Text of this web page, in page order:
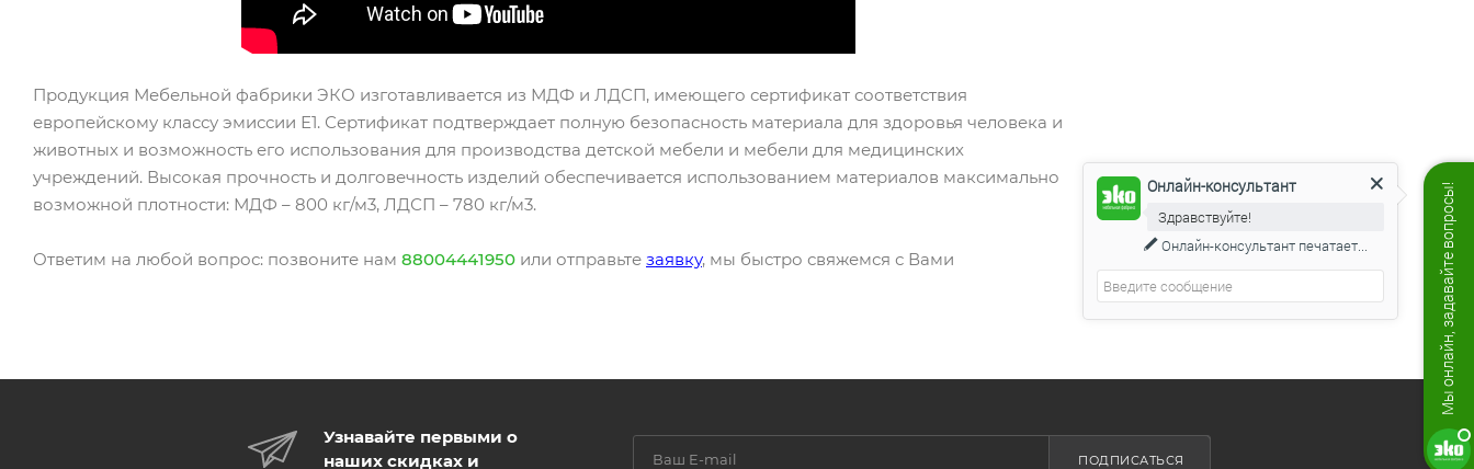
Продукция Мебельной фабрики ЭКО изготавливается из МДФ и ЛДСП, имеющего сертификат соответствия
европейскому классу эмиссии Е1. Сертификат подтверждает полную безопасность материала для здоровья человека и
животных и возможность его использования для производства детской мебели и мебели для медицинских
учреждений. Высокая прочность и долговечность изделий обеспечивается использованием материалов максимально
возможной плотности: МДФ – 800 кг/м3, ЛДСП – 780 кг/м3.
Ответим на любой вопрос: позвоните нам 88004441950 или отправьте заявку, мы быстро свяжемся с Вами
Узнавайте первыми о
наших скидках и
ПОДПИСАТЬСЯ
Мы онлайн, задавайте вопросы!
Онлайн-консультант
Здравствуйте!
Онлайн-консультант печатает...